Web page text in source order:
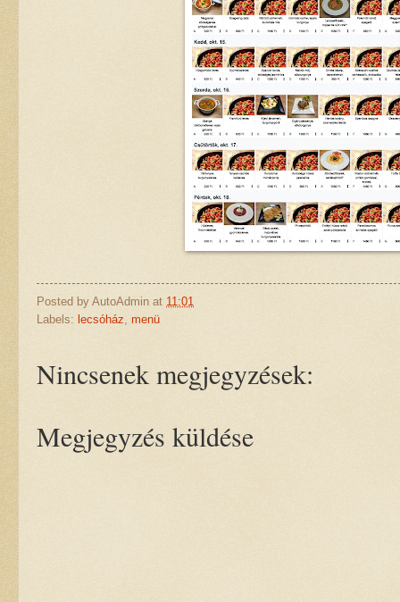
Posted by AutoAdmin at 11:01
Labels: lecsóház menü
Nincsenek megjegyzések:
Megjegyzés küldése